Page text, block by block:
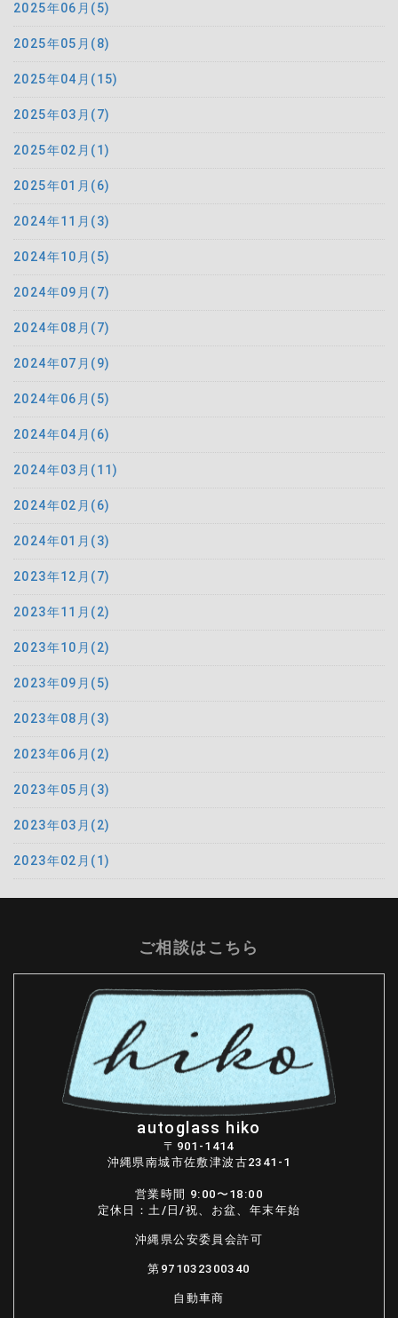
2025年06月(5)
2025年05月(8)
2025年04月(15)
2025年03月(7)
2025年02月(1)
2025年01月(6)
2024年11月(3)
2024年10月(5)
2024年09月(7)
2024年08月(7)
2024年07月(9)
2024年06月(5)
2024年04月(6)
2024年03月(11)
2024年02月(6)
2024年01月(3)
2023年12月(7)
2023年11月(2)
2023年10月(2)
2023年09月(5)
2023年08月(3)
2023年06月(2)
2023年05月(3)
2023年03月(2)
2023年02月(1)
ご相談はこちら
autoglass hiko
〒901-1414
沖縄県南城市佐敷津波古2341-1
営業時間 9:00〜18:00
定休日：土/日/祝、お盆、年末年始
沖縄県公安委員会許可
第971032300340
自動車商